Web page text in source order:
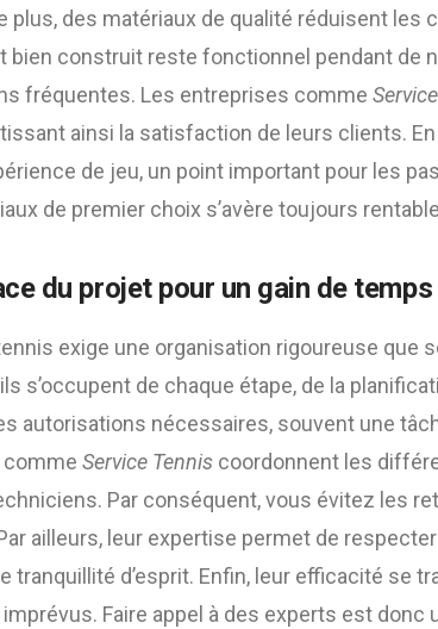
plus, des matériaux de qualité réduisent les
bien construit reste fonctionnel pendant de
fréquentes. Les entreprises comme
ainsi la satisfaction de leurs clients. En
de jeu, un point important pour les
de premier choix s’avère toujours
du projet pour un gain de temps
exige une organisation rigoureuse que
s’occupent de chaque étape, de la
autorisations nécessaires, souvent une
comme Service Tennis coordonnent les
Par conséquent, vous évitez les
ailleurs, leur expertise permet de
tranquillité d’esprit. Enfin, leur efficacité se
Faire appel à des experts est donc